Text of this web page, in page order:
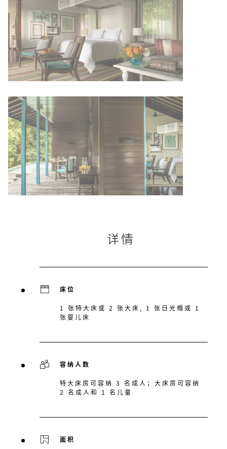
详情
床位
1 张特大床或 2 张大床, 1 张日光榻或 1
张婴儿床
容纳人数
特大床房可容纳 3 名成人；大床房可容纳
2 名成人和 1 名儿童
面积